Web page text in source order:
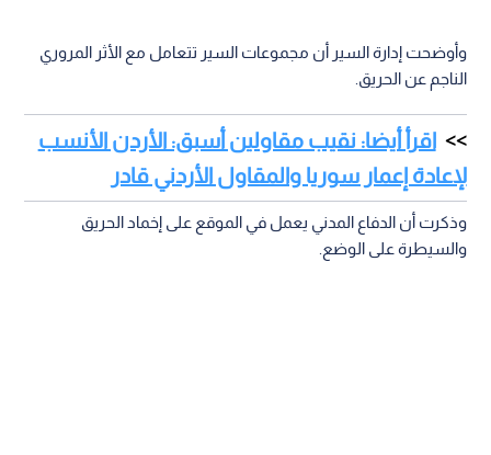
وأوضحت إدارة السير أن مجموعات السير تتعامل مع الأثر المروري
الناجم عن الحريق.
اقرأ أيضا: نقيب مقاولين أسبق: الأردن الأنسب
لإعادة إعمار سوريا والمقاول الأردني قادر
وذكرت أن الدفاع المدني يعمل في الموقع على إخماد الحريق
والسيطرة على الوضع.